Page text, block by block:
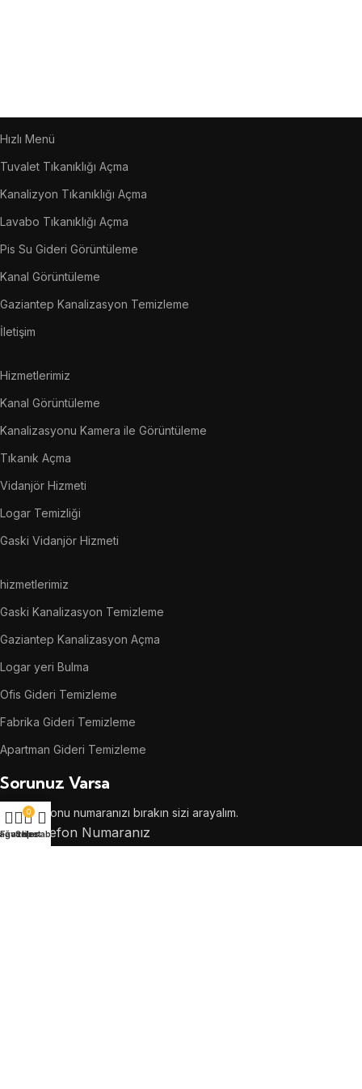
Hızlı Menü
Tuvalet Tıkanıklığı Açma
Kanalizyon Tıkanıklığı Açma
Lavabo Tıkanıklığı Açma
Pis Su Gideri Görüntüleme
Kanal Görüntüleme
Gaziantep Kanalizasyon Temizleme
İletişim
Hizmetlerimiz
Kanal Görüntüleme
Kanalizasyonu Kamera ile Görüntüleme
Tıkanık Açma
Vidanjör Hizmeti
Logar Temizliği
Gaski Vidanjör Hizmeti
hizmetlerimiz
Gaski Kanalizasyon Temizleme
Gaziantep Kanalizasyon Açma
Logar yeri Bulma
Ofis Gideri Temizleme
Fabrika Gideri Temizleme
Apartman Gideri Temizleme
Sorunuz Varsa
Cep telefonu numaranızı bırakın sizi arayalım.
Telefon Numaranız
Favoriler
0
Sepet
Hesabım